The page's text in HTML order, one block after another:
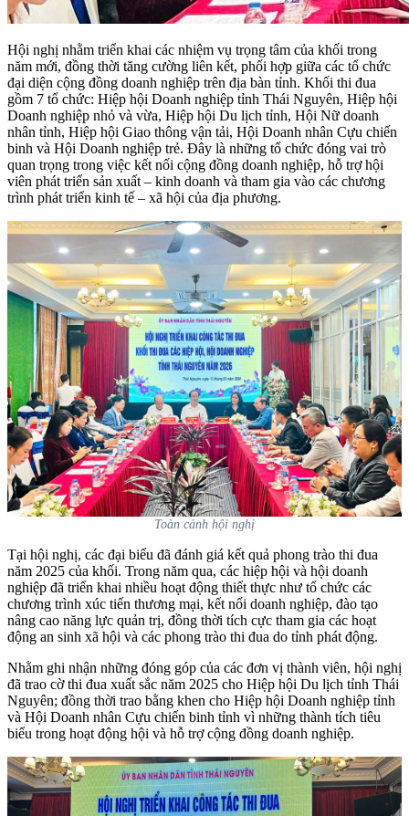
Hội nghị nhằm triển khai các nhiệm vụ trọng tâm của khối trong
năm mới, đồng thời tăng cường liên kết, phối hợp giữa các tổ chức
đại diện cộng đồng doanh nghiệp trên địa bàn tỉnh. Khối thi đua
gồm 7 tổ chức: Hiệp hội Doanh nghiệp tỉnh Thái Nguyên, Hiệp hội
Doanh nghiệp nhỏ và vừa, Hiệp hội Du lịch tỉnh, Hội Nữ doanh
nhân tỉnh, Hiệp hội Giao thông vận tải, Hội Doanh nhân Cựu chiến
binh và Hội Doanh nghiệp trẻ. Đây là những tổ chức đóng vai trò
quan trọng trong việc kết nối cộng đồng doanh nghiệp, hỗ trợ hội
viên phát triển sản xuất – kinh doanh và tham gia vào các chương
trình phát triển kinh tế – xã hội của địa phương.
Toàn cảnh hội nghị
Tại hội nghị, các đại biểu đã đánh giá kết quả phong trào thi đua
năm 2025 của khối. Trong năm qua, các hiệp hội và hội doanh
nghiệp đã triển khai nhiều hoạt động thiết thực như tổ chức các
chương trình xúc tiến thương mại, kết nối doanh nghiệp, đào tạo
nâng cao năng lực quản trị, đồng thời tích cực tham gia các hoạt
động an sinh xã hội và các phong trào thi đua do tỉnh phát động.
Nhằm ghi nhận những đóng góp của các đơn vị thành viên, hội nghị
đã trao cờ thi đua xuất sắc năm 2025 cho Hiệp hội Du lịch tỉnh Thái
Nguyên; đồng thời trao bằng khen cho Hiệp hội Doanh nghiệp tỉnh
và Hội Doanh nhân Cựu chiến binh tỉnh vì những thành tích tiêu
biểu trong hoạt động hội và hỗ trợ cộng đồng doanh nghiệp.